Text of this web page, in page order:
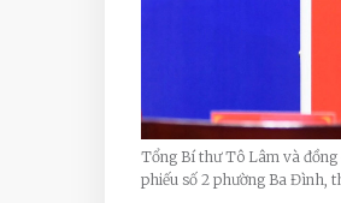
Tổng Bí thư Tô Lâm và
phiếu số 2 phường Ba Đình,